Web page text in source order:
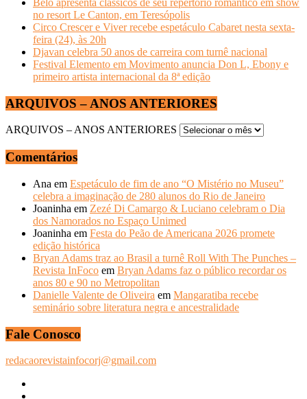
Belo apresenta clássicos de seu repertório romântico em show
no resort Le Canton, em Teresópolis
Circo Crescer e Viver recebe espetáculo Cabaret nesta sexta-
feira (24), às 20h
Djavan celebra 50 anos de carreira com turnê nacional
Festival Elemento em Movimento anuncia Don L, Ebony e
primeiro artista internacional da 8ª edição
ARQUIVOS – ANOS ANTERIORES
ARQUIVOS – ANOS ANTERIORES
Comentários
Ana em Espetáculo de fim de ano “O Mistério no Museu”
celebra a imaginação de 280 alunos do Rio de Janeiro
Joaninha em Zezé Di Camargo & Luciano celebram o Dia
dos Namorados no Espaço Unimed
Joaninha em Festa do Peão de Americana 2026 promete
edição histórica
Bryan Adams traz ao Brasil a turnê Roll With The Punches –
Revista InFoco em Bryan Adams faz o público recordar os
anos 80 e 90 no Metropolitan
Danielle Valente de Oliveira em Mangaratiba recebe
seminário sobre literatura negra e ancestralidade
Fale Conosco
redacaorevistainfocorj@gmail.com